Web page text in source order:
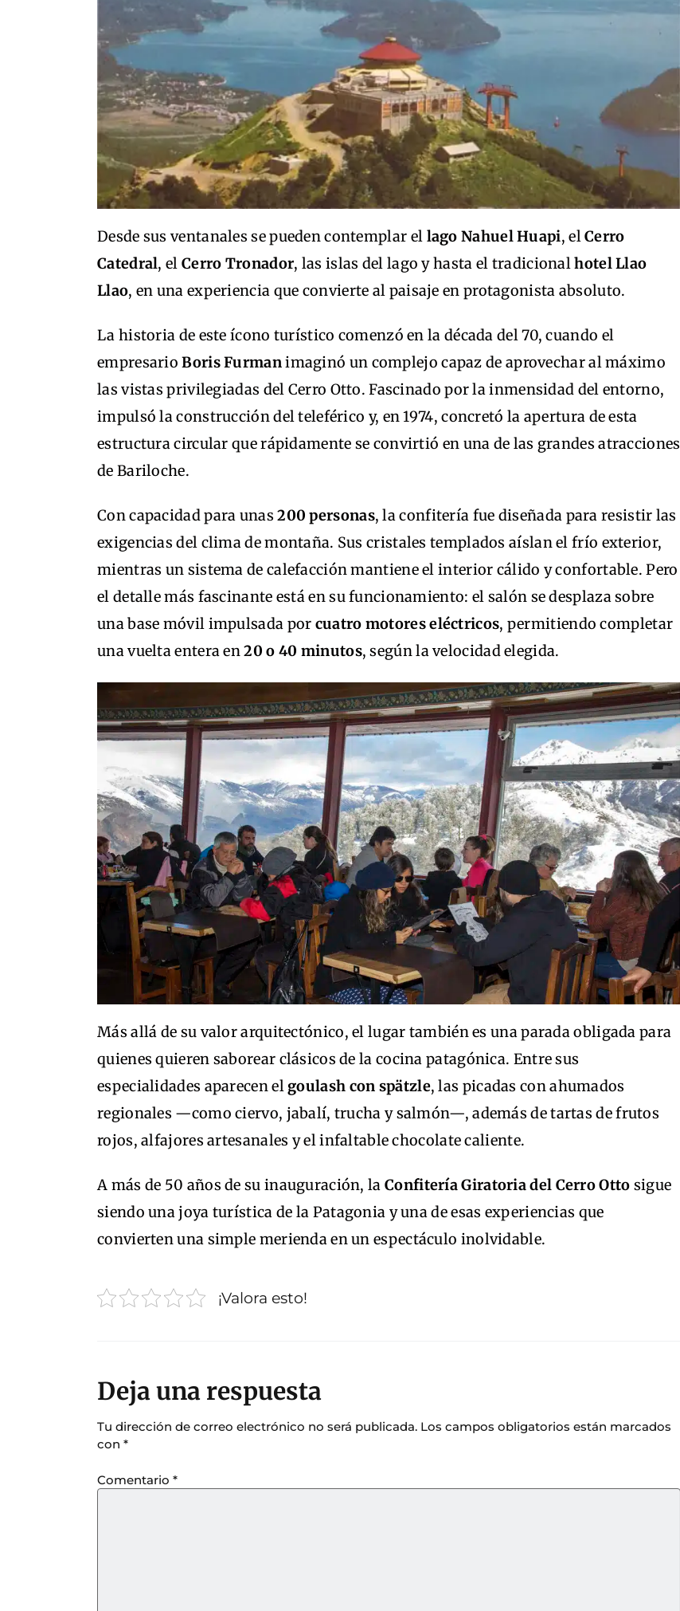
Desde sus ventanales se pueden contemplar el lago Nahuel Huapi, elCerro
Catedral, el Cerro Tronador, las islas del lago y hasta el tradicionalhotel Llao
Llao, en una experiencia que convierte al paisaje en protagonista absoluto.
La historia de este ícono turístico comenzó en la década del 70, cuando el
empresarioBoris Furmanimaginó un complejo capaz de aprovechar al máximo
las vistas privilegiadas del Cerro Otto. Fascinado por la inmensidad del entorno,
impulsó la construcción del teleférico y, en 1974, concretó la apertura de esta
estructura circular que rápidamente se convirtió en una de las grandes atracciones
de Bariloche.
Con capacidad para unas200 personas, la confitería fue diseñada para resistir las
exigencias del clima de montaña. Sus cristales templados aíslan el frío exterior,
mientras un sistema de calefacción mantiene el interior cálido y confortable. Pero
el detalle más fascinante está en su funcionamiento: el salón se desplaza sobre
una base móvil impulsada por cuatro motores eléctricos, permitiendo completar
una vuelta entera en20 o 40 minutos, según la velocidad elegida.
Más allá de su valor arquitectónico, el lugar también es una parada obligada para
quienes quieren saborear clásicos de la cocina patagónica. Entre sus
especialidades aparecen elgoulash con spätzle, las picadas con ahumados
regionales —como ciervo, jabalí, trucha y salmón—, además de tartas de frutos
rojos, alfajores artesanales y el infaltable chocolate caliente.
A más de 50 años de su inauguración, la Confitería Giratoria del Cerro Otto sigue
siendo una joya turística de la Patagonia y una de esas experiencias que
convierten una simple merienda en un espectáculo inolvidable.
¡Valora esto!
Deja una respuesta
Tu dirección de correo electrónico no será publicada. Los campos obligatorios están marcados
con *
Comentario *